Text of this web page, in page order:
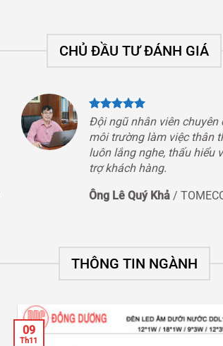
CHỦ ĐẦU TƯ ĐÁNH GIÁ
Đội ngũ nhân viên chuyên
môi trường làm việc thân
luôn lắng nghe, thấu hiểu
trợ khách hàng.
Ông Lê Quý Khả /
THÔNG TIN NGÀNH
09
Th11